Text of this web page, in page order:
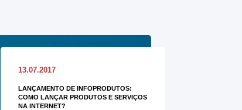
13.07.2017
LANÇAMENTO DE INFOPRODUTOS:
COMO LANÇAR PRODUTOS E SERVIÇOS
NA INTERNET?